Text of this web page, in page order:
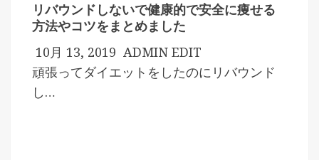
リバウンドしないで健康的で安全に痩せる
方法やコツをまとめました
10月 13, 2019 ADMIN EDIT
頑張ってダイエットをしたのにリバウンド
し…